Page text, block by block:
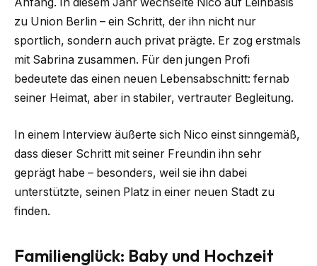
Anfang. In diesem Jahr wechselte Nico auf Leihbasis
zu Union Berlin – ein Schritt, der ihn nicht nur
sportlich, sondern auch privat prägte. Er zog erstmals
mit Sabrina zusammen. Für den jungen Profi
bedeutete das einen neuen Lebensabschnitt: fernab
seiner Heimat, aber in stabiler, vertrauter Begleitung.
In einem Interview äußerte sich Nico einst sinngemäß,
dass dieser Schritt mit seiner Freundin ihn sehr
geprägt habe – besonders, weil sie ihn dabei
unterstützte, seinen Platz in einer neuen Stadt zu
finden.
Familienglück: Baby und Hochzeit